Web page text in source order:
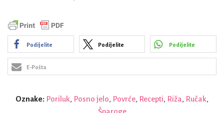
Podijelite Podijelite Podijelite
E-Pošta
Oznake: Poriluk, Posno jelo, Povrće, Recepti, Riža, Ručak,